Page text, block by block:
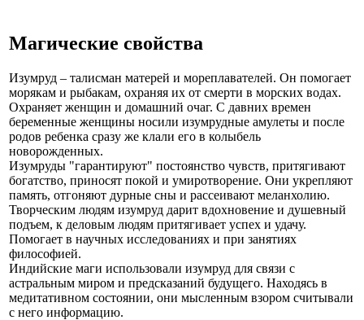
Магические свойства
Изумруд – талисман матерей и мореплавателей. Он помогает
морякам и рыбакам, охраняя их от смерти в морских водах.
Охраняет женщин и домашний очаг. С давних времен
беременные женщины носили изумрудные амулеты и после
родов ребенка сразу же клали его в колыбель
новорожденных.
Изумруды "гарантируют" постоянство чувств, притягивают
богатство, приносят покой и умиротворение. Они укрепляют
память, отгоняют дурные сны и рассеивают меланхолию.
Творческим людям изумруд дарит вдохновение и душевный
подъем, к деловым людям притягивает успех и удачу.
Помогает в научных исследованиях и при занятиях
философией.
Индийские маги использовали изумруд для связи с
астральным миром и предсказаний будущего. Находясь в
медитативном состоянии, они мысленным взором считывали
с него информацию.